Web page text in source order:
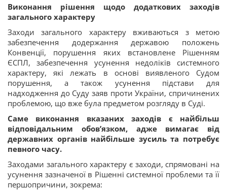
Виконання рішення щодо додаткових заходів
загального характеру
Заходи загального характеру вживаються з метою
забезпечення додержання державою положень
Конвенції, порушення яких встановлене Рішенням
ЄСПЛ, забезпечення усунення недоліків системного
характеру, які лежать в основі виявленого Судом
порушення, а також усунення підстави для
надходження до Суду заяв проти України, спричинених
проблемою, що вже була предметом розгляду в Суді.
Саме виконання вказаних заходів є найбільш
відповідальним обов’язком, адже вимагає від
державних органів найбільше зусиль та потребує
певного часу.
Заходами загального характеру є заходи, спрямовані на
усунення зазначеної в Рішенні системної проблеми та її
першопричини, зокрема: